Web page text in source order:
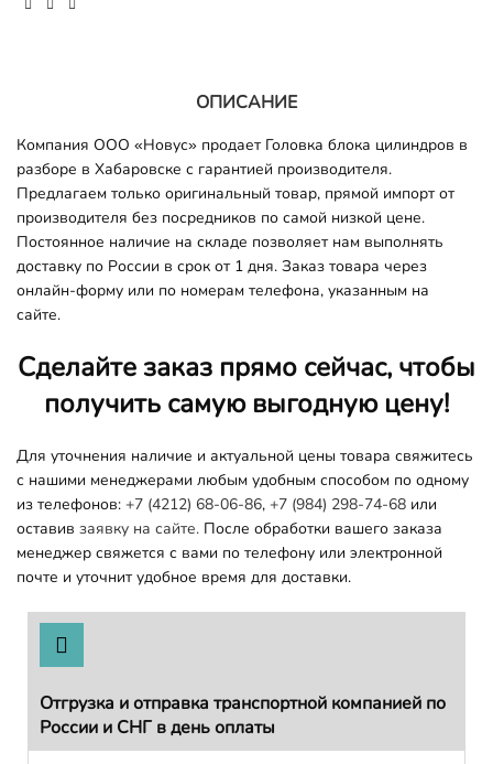
ОПИСАНИЕ
Компания ООО «Новус» продает Головка блока цилиндров в
разборе в Хабаровске с гарантией производителя.
Предлагаем только оригинальный товар, прямой импорт от
производителя без посредников по самой низкой цене.
Постоянное наличие на складе позволяет нам выполнять
доставку по России в срок от 1 дня. Заказ товара через
онлайн-форму или по номерам телефона, указанным на
сайте.
Сделайте заказ прямо сейчас, чтобы
получить самую выгодную цену!
Для уточнения наличие и актуальной цены товара свяжитесь
с нашими менеджерами любым удобным способом по одному
из телефонов: +7 (4212) 68-06-86, +7 (984) 298-74-68 или
оставив заявку на сайте. После обработки вашего заказа
менеджер свяжется с вами по телефону или электронной
почте и уточнит удобное время для доставки.
Отгрузка и отправка транспортной компанией по
России и СНГ в день оплаты